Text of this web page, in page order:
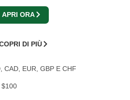
APRI ORA
DI PIÙ
CAD, EUR, GBP E CHF
$100